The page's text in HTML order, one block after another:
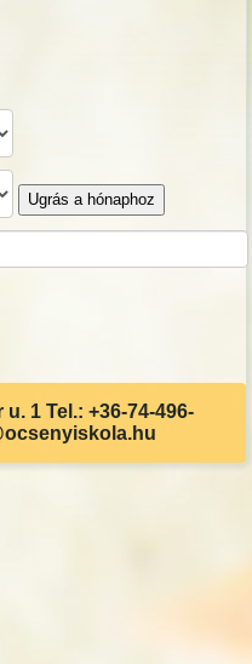
Ugrás a hónaphoz
1 Tel.: +36-74-496-